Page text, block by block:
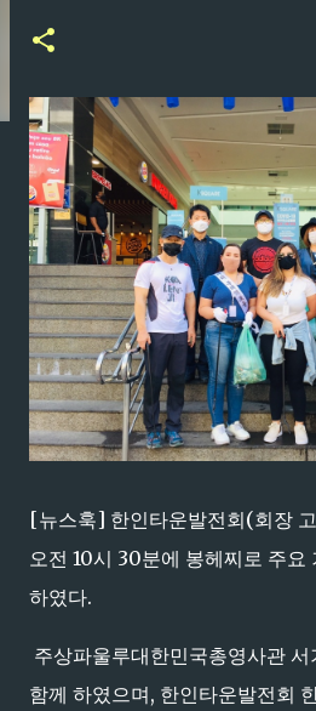
[뉴스훅] 한인타운발전회(회장
오전 10시 30분에 봉헤찌로 주요
하였다.
주상파울루대한민국총영사관
함께 하였으며, 한인타운발전회